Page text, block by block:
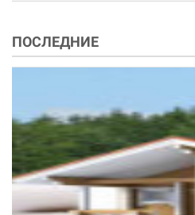
ПОСЛЕДНИЕ